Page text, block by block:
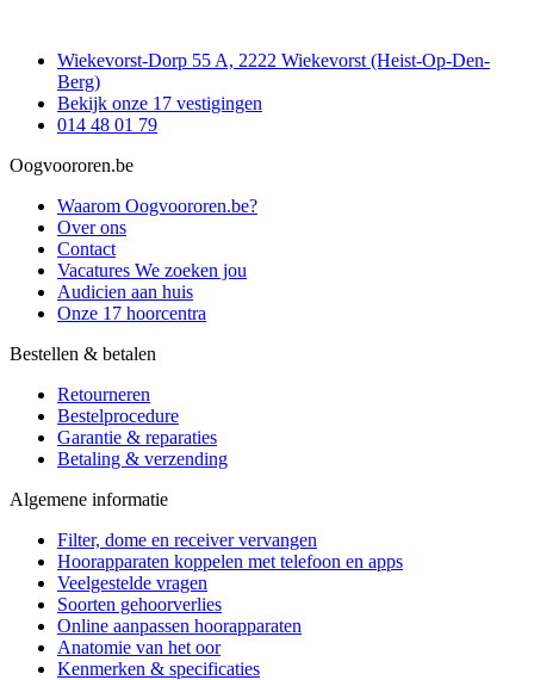
Wiekevorst-Dorp 55 A, 2222 Wiekevorst (Heist-Op-Den-
Berg)
Bekijk onze 17 vestigingen
014 48 01 79
Oogvoororen.be
Waarom Oogvoororen.be?
Over ons
Contact
Vacatures We zoeken jou
Audicien aan huis
Onze 17 hoorcentra
Bestellen & betalen
Retourneren
Bestelprocedure
Garantie & reparaties
Betaling & verzending
Algemene informatie
Filter, dome en receiver vervangen
Hoorapparaten koppelen met telefoon en apps
Veelgestelde vragen
Soorten gehoorverlies
Online aanpassen hoorapparaten
Anatomie van het oor
Kenmerken & specificaties